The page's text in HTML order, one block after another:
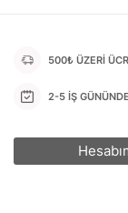
500₺ ÜZERİ
2-5 İŞ